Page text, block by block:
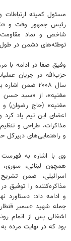
مسئول کمیته
رئیس جمهور وقت و
شاخص و نماد
توطئه‌های دشمن در طول نبرد ۳۳روزه سال
وفیق صفا در ادامه با
حزب‌الله در جریان
سال ۲۰۰۸ ضمن
مغنیه»، از «سید حسن
مغنیه» (حاج رضوان) و
اعضای این تیم یاد کرد
مذاکرات، طراحی و
و راهنمایی‌های دبیرکل
وی با اشاره به فهرست
همچون لبنانی، سوری،
اسرائیلی، ضمن
مذاکره‌کننده را
و ادامه داد: دستاورد
جمله شهید «سمیر
اشغالی پس از اتمام
بود که در نهایت مرده